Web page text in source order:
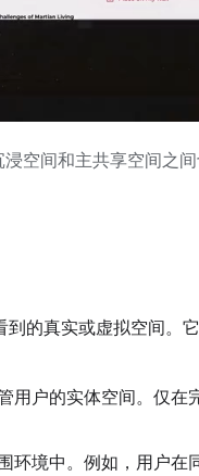
空间和主共享空间之
的真实或虚拟空间。
用户的实体空间。仅在
环境中。例如，用户在